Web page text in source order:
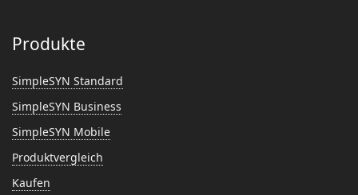
Produkte
SimpleSYN Standard
SimpleSYN Business
SimpleSYN Mobile
Produktvergleich
Kaufen